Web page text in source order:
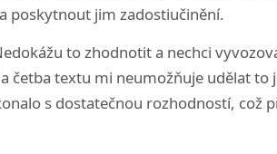
poskytnout jim zadostiučinění.
to zhodnotit a nechci
četba textu mi neumožňuje udělat to
s dostatečnou rozhodností, což